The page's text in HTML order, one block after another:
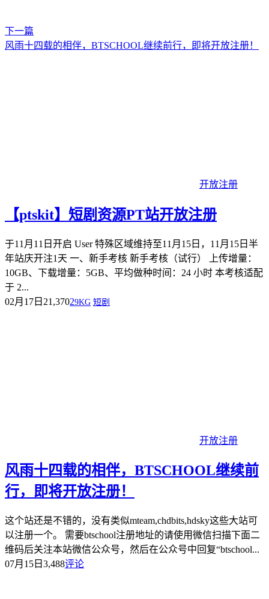
下一篇
风雨十四载的相伴，BTSCHOOL继续前行，即将开放注册！
开放注册
【ptskit】短剧资源PT站开放注册
于11月11日开启 User 特殊区域维持至11月15日，11月15日半
年站庆开注1天 一、新手考核 新手考核（试行） 上传增量：
10GB、下载增量：5GB、平均做种时间：24 小时 本考核适配
于 2...
02月17日 21,37029KG 短剧
开放注册
风雨十四载的相伴，BTSCHOOL继续前
行，即将开放注册！
这个站还是不错的，没有类似mteam,chdbits,hdsky这些大站可
以注册一个。 需要btschool注册地址的请使用微信扫描下面二
维码后关注本站微信公众号，然后在公众号中回复“btschool...
07月15日 3,488评论